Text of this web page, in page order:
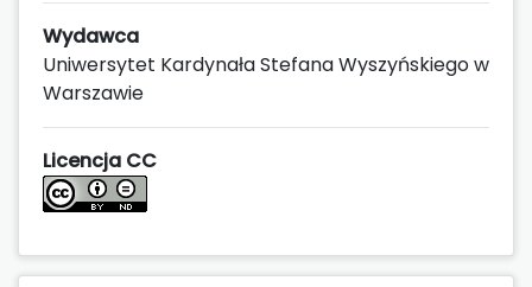
Wydawca
Uniwersytet Kardynała Stefana Wyszyńskiego w
Warszawie
Licencja CC